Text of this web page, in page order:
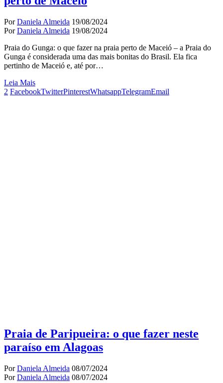
PorDaniela Almeida 19/08/2024
PorDaniela Almeida 19/08/2024
Praia do Gunga: o que fazer na praia perto de Maceió – a Praia do
Gunga é considerada uma das mais bonitas do Brasil. Ela fica
pertinho de Maceió e, até por…
Leia Mais
2 FacebookTwitterPinterestWhatsappTelegramEmail
Praia de Paripueira: o que fazer neste
paraíso em Alagoas
PorDaniela Almeida 08/07/2024
PorDaniela Almeida 08/07/2024